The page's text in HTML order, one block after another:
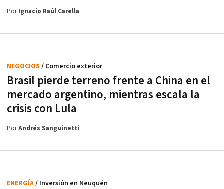
PorIgnacio Raúl Carella
Brasil pierde terreno frente a China en el
mercado argentino, mientras escala la
crisis con Lula
NEGOCIOS / Comercio exterior
PorAndrés Sanguinetti
ENERGÍA/ Inversión en Neuquén